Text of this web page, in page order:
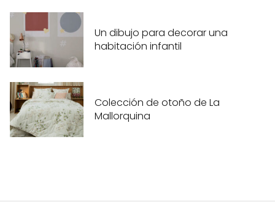
Un dibujo para decorar una
habitación infantil
Colección de otoño de La
Mallorquina